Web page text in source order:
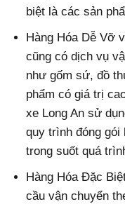
biệt là các sản
Hàng Hóa Dễ Vỡ
cũng có dịch vụ
như gốm sứ, đồ
phẩm có giá trị
xe Long An sử
quy trình đóng gói
trong suốt quá
Hàng Hóa Đặc
cầu vận chuyển